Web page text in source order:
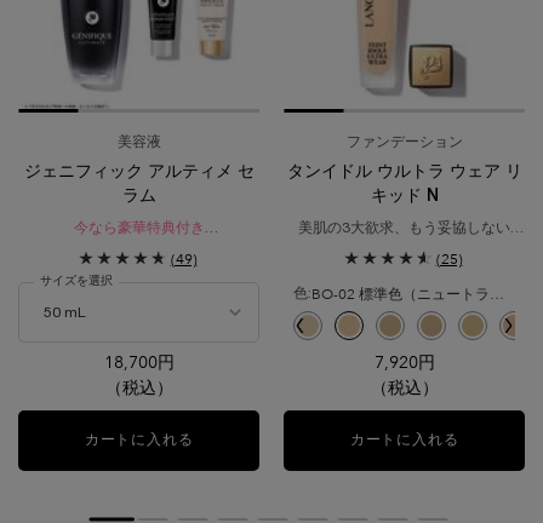
美容液
ジェニフィック アルティメ セ
ラム
今なら豪華特典付き​
瞬間*¹。絶え間ないダメージ*²を立て
ハリを感じる肌へ。
(49)
サイズを選択
18,700円
（税込）
カートに入れる ジェニフィック アルティメ セラム
ファンデーション
タンイドル ウルトラ ウェア リ
キッド N
美肌の3大欲求、もう妥協しない​
ファンデーション
(25)
色: BO-02 標準色（ニュートラルベースの少し明るいシェード）
色を選択してください {1} の場合
イエローベースの少し明るいシェード のカラー タンイドル ウルトラ ウェア リ
PO-01 ピンクオークルの明るいシェード のカラー タンイドル ウルトラ ウェア
O-03 イエローとオークルのバランスが取れた健康的な明るさのシェー
商品バリエーションは在庫切れです, PO-02 ピンクオークルの少
P-01 ピンクベースの少し明るいシェード のカラー タンイ
P-00 ピンクベースの明るいシェード のカラー タン
BO-01 ニュートラルベースの明るいシェード
選択済み
B-01 イエローベースの明るいシェード
選択済み
O-01 イエローとオークルのバラ
選択済み
BO-02 標準色（ニュートラ
選択済み
O-02 イエローとオー
選択済み
BO-03 ニュー
選択済み
BO-04
7,920円
（税込）
カートに入れる